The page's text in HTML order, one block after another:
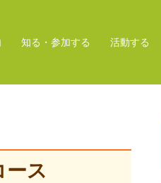
知る・参加する 活動する
ス